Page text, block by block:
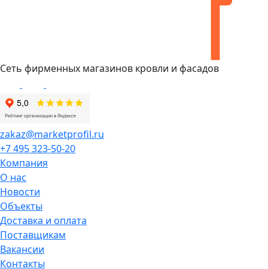
Сеть фирменных магазинов кровли и фасадов
zakaz@marketprofil.ru
+7 495 323-50-20
Компания
О нас
Новости
Объекты
Доставка и оплата
Поставщикам
Вакансии
Контакты